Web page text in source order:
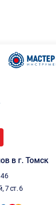
в г. Томск
7 ст. 6